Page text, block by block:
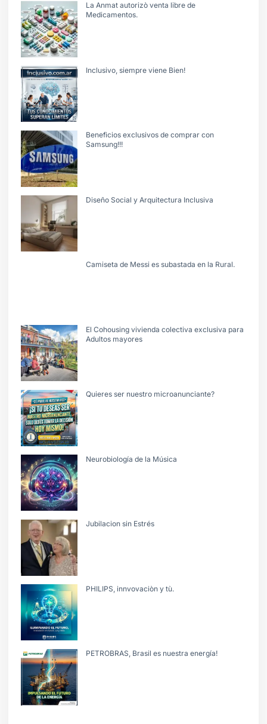
La Anmat autorizò venta libre de
Medicamentos.
Inclusivo, siempre viene Bien!
Beneficios exclusivos de comprar con
Samsung!!!
Diseño Social y Arquitectura Inclusiva
Camiseta de Messi es subastada en la Rural.
El Cohousing vivienda colectiva exclusiva para
Adultos mayores
Quieres ser nuestro microanunciante?
Neurobiología de la Música
Jubilacion sin Estrés
PHILIPS, innvovaciòn y tù.
PETROBRAS, Brasil es nuestra energía!